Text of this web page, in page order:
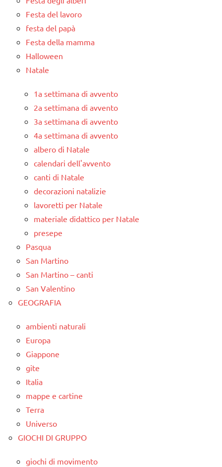
Festa del lavoro
festa del papà
Festa della mamma
Halloween
Natale
1a settimana di avvento
2a settimana di avvento
3a settimana di avvento
4a settimana di avvento
albero di Natale
calendari dell'avvento
canti di Natale
decorazioni natalizie
lavoretti per Natale
materiale didattico per Natale
presepe
Pasqua
San Martino
San Martino – canti
San Valentino
GEOGRAFIA
ambienti naturali
Europa
Giappone
gite
Italia
mappe e cartine
Terra
Universo
GIOCHI DI GRUPPO
giochi di movimento